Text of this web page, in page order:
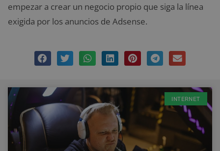
empezar a crear un negocio propio que siga la línea
exigida por los anuncios de Adsense.
INTERNET